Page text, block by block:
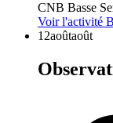
CNB Basse
Voir l'activité
12aoûtaoût